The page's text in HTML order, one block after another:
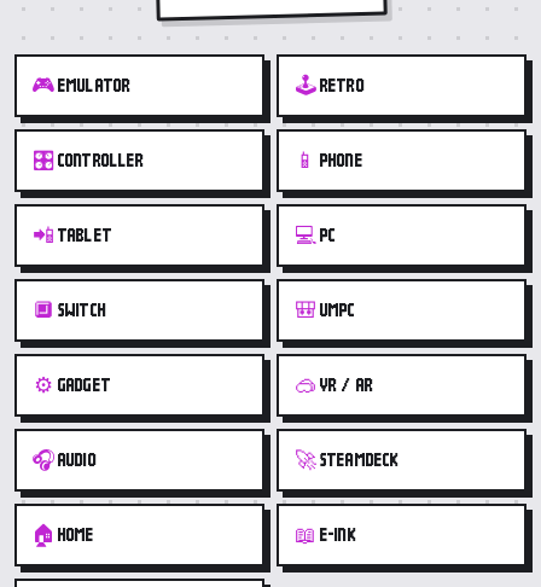
🎮 EMULATOR 🕹️ RETRO
🎛️ CONTROLLER 📱 PHONE
📲 TABLET 💻 PC
🔲 SWITCH 🎒 UMPC
⚙️ GADGET 🥽 VR / AR
🎧 AUDIO 🚀 STEAMDECK
🏠 HOME 📖 E-INK